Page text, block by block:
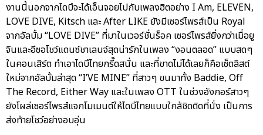
งานนี้นอกจากไดบึจะได้เอ็นจอยไปกับเพลงฮิตอย่าง I Am, ELEVEN,
LOVE DIVE, Kitsch และ After LIKE ยังมีเซอร์ไพรส์เป็น Royal
จากอัลบั้ม “LOVE DIVE” ที่มาในเวอร์ชั่นร็อค เซอร์ไพรส์ยิ่งกว่าเมื่อยู
จินและอีซอโชว์แดนซ์ชาเลนจ์สุดน่ารักในเพลง “งอนตลอด” แบบสดๆ
ในคอนเสิร์ต ทำเอาไดบึไทยกรี๊ดสนั่น และที่ขาดไม่ได้เลยก็คือเซ็ตลิสต์
ใหม่จากอัลบั้มล่าสุด “I’VE MINE” ที่สาวๆ ขนมาทั้ง Baddie, Off
The Record, Either Way และในเพลง OTT ในช่วงอังกอร์สาวๆ
ยังโผล่เซอร์ไพรส์แจกโมเมนต์ให้ไดบึไทยแบบใกล้ชิดติดที่นั่ง เป็นการ
ส่งท้ายโชว์อย่างอบอุ่น